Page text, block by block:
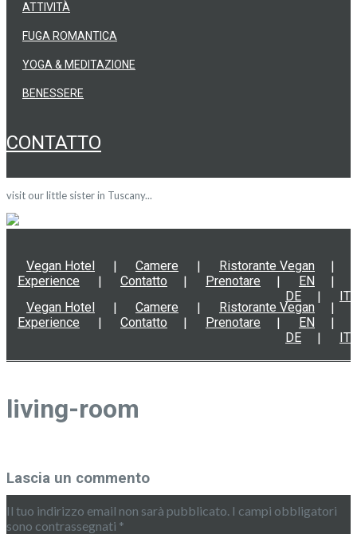
YOGA & MEDITAZIONE
BENESSERE
ATTIVITÀ
FUGA ROMANTICA
CONTATTO
visit our little sister in Tuscany...
Vegan Hotel Camere
Ristorante Vegan
Experience
Contatto Prenotare
EN
DE
IT
Vegan Hotel Camere
Ristorante Vegan
Experience
Contatto Prenotare
EN
DE
IT
living-room
Lascia un commento
Il tuo indirizzo email non sarà pubblicato. I campi obbligatori
sono contrassegnati *